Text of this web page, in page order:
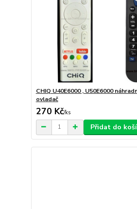
CHIQ U40E6000 , U50E6000
ovladač
270 Kč/ks
Přidat do